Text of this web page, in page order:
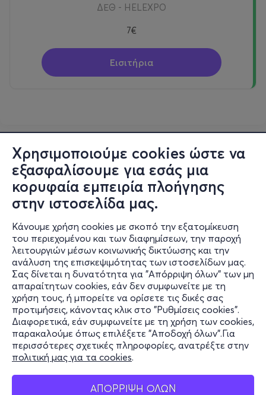
Χρησιμοποιούμε cookies ώστε να
εξασφαλίσουμε για εσάς μια
κορυφαία εμπειρία πλοήγησης
στην ιστοσελίδα μας.
Κάνουμε χρήση cookies με σκοπό την εξατομίκευση
του περιεχομένου και των διαφημίσεων, την παροχή
λειτουργιών μέσων κοινωνικής δικτύωσης και την
ανάλυση της επισκεψιμότητας των ιστοσελίδων μας.
Σας δίνεται η δυνατότητα για "Απόρριψη όλων" των μη
απαραίτητων cookies, εάν δεν συμφωνείτε με τη
χρήση τους, ή μπορείτε να ορίσετε τις δικές σας
προτιμήσεις, κάνοντας κλικ στο "Ρυθμίσεις cookies".
Διαφορετικά, εάν συμφωνείτε με τη χρήση των cookies,
παρακαλούμε όπως επιλέξετε "Αποδοχή όλων".Για
περισσότερες σχετικές πληροφορίες, ανατρέξτε στην
πολιτική μας για τα cookies.
ΑΠΟΡΡΙΨΗ ΟΛΩΝ
ΔΕΘ - HELEXPO
7€
Εισιτήρια
Πληροφορίες
Υποστήριξη
Stay Connected
Mobile app